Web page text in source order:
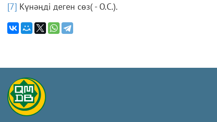
[7] Күнәңді деген сөз( - О.С.).